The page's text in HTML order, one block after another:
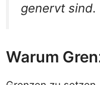
genervt sind.
Warum